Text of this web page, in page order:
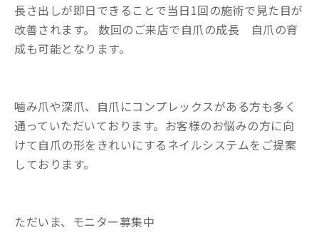
長さ出しが即日できることで当日1回の施術で見た目が
改善されます。 数回のご来店で自爪の成長 自爪の育
成も可能となります。
噛み爪や深爪、自爪にコンプレックスがある方も多く
通っていただいております。お客様のお悩みの方に向
けて自爪の形をきれいにするネイルシステムをご提案
しております。
ただいま、モニター募集中